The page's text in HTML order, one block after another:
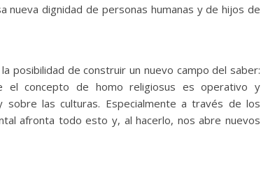
nueva dignidad de personas humanas y de hijos de
posibilidad de construir un nuevo campo del saber:
el concepto de homo religiosus es operativo y
sobre las culturas. Especialmente a través de los
afronta todo esto y, al hacerlo, nos abre nuevos